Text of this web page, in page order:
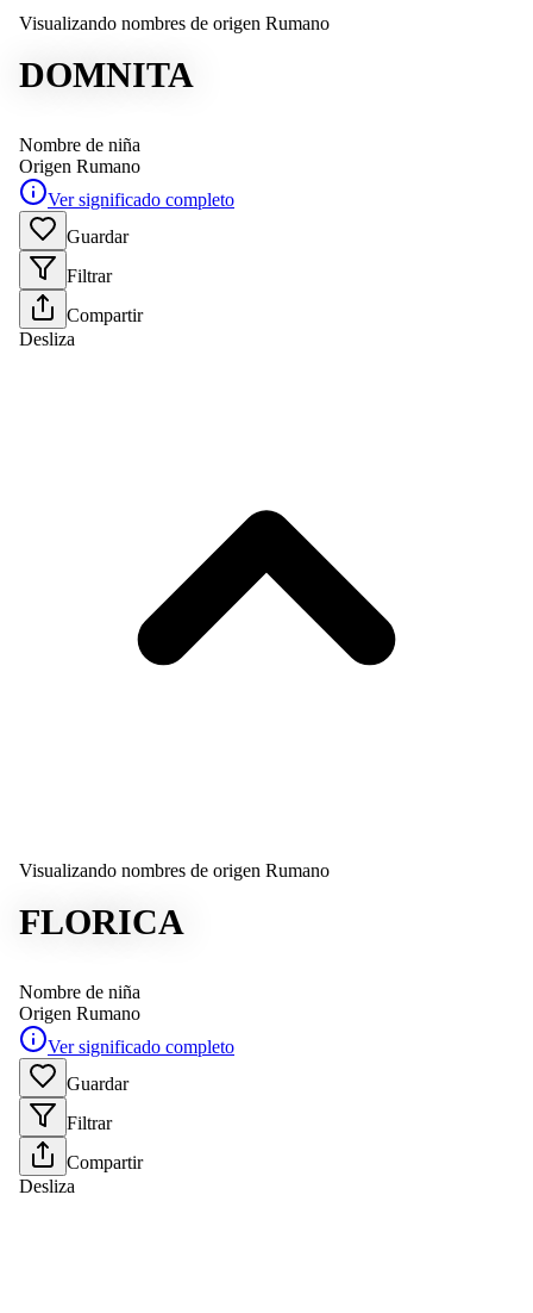
Visualizando nombres de origen Rumano
DOMNITA
Nombre de niña
Origen Rumano
Ver significado completo
Guardar
Filtrar
Compartir
Desliza
Visualizando nombres de origen Rumano
FLORICA
Nombre de niña
Origen Rumano
Ver significado completo
Guardar
Filtrar
Compartir
Desliza